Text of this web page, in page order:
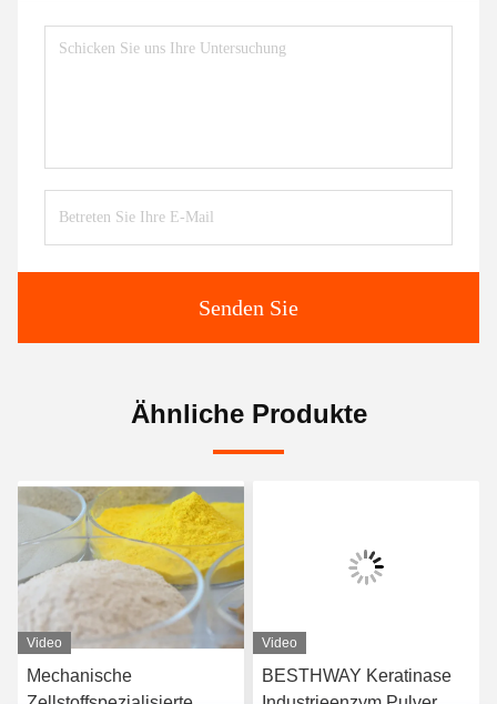
Senden Sie
Ähnliche Produkte
Video
Mechanische
Video
BESTHWAY Keratinase